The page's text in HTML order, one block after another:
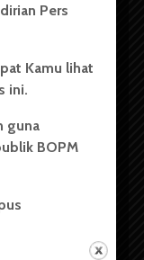
merupakan
dan dikelola
salah satu
Sumatera
Pers
Kamu lihat
ini.
guna
BOPM